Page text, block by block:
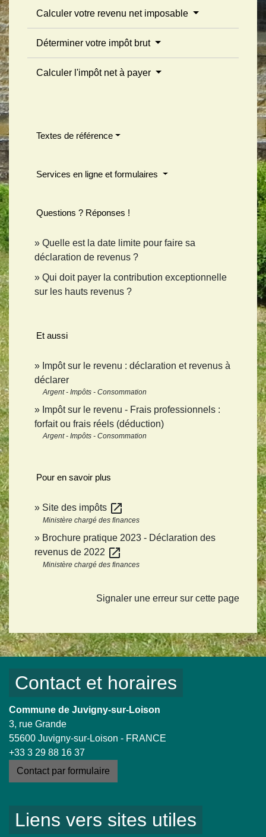
Calculer votre revenu net imposable
Déterminer votre impôt brut
Calculer l'impôt net à payer
Textes de référence
Services en ligne et formulaires
Questions ? Réponses !
Quelle est la date limite pour faire sa
déclaration de revenus ?
Qui doit payer la contribution exceptionnelle
sur les hauts revenus ?
Et aussi
Impôt sur le revenu : déclaration et revenus à
déclarer
Argent - Impôts - Consommation
Impôt sur le revenu - Frais professionnels :
forfait ou frais réels (déduction)
Argent - Impôts - Consommation
Pour en savoir plus
Site des impôts open_in_new
Ministère chargé des finances
Brochure pratique 2023 - Déclaration des
revenus de 2022 open_in_new
Ministère chargé des finances
Signaler une erreur sur cette page
Contact et horaires
Commune de Juvigny-sur-Loison
3, rue Grande
55600 Juvigny-sur-Loison - FRANCE
+33 3 29 88 16 37
Contact par formulaire
Liens vers sites utiles